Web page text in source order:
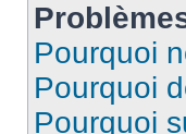
Pourquoi
Pourquoi
Pourquoi